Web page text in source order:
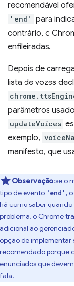
recomendável
'end'
para
contrário, o
enfileiradas.
Depois de
lista de vozes
parâmetros
updateVoices
exemplo,
manifesto, que
Observação:se o
tipo de evento 'end' ,
há como saber
problema, o Chrome
adicional ao
opção de implementar
recomendado porque
enunciados que
fala.